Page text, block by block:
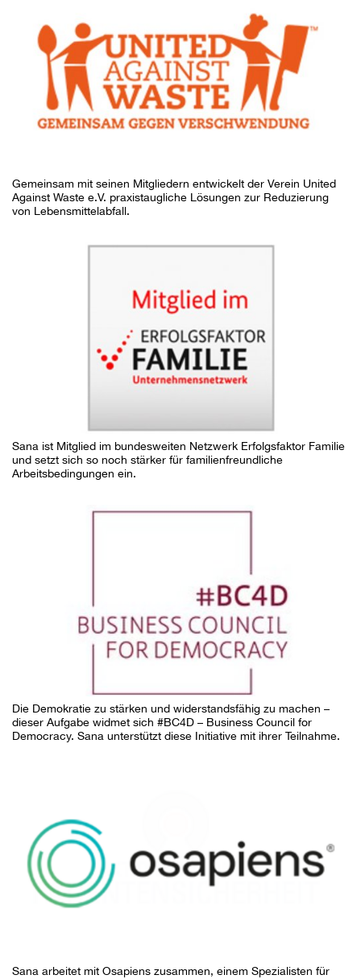
Gemeinsam mit seinen Mitgliedern entwickelt der Verein United
Against Waste e.V. praxistaugliche Lösungen zur Reduzierung
von Lebensmittelabfall.
Sana ist Mitglied im bundesweiten Netzwerk Erfolgsfaktor Familie
und setzt sich so noch stärker für familienfreundliche
Arbeitsbedingungen ein.
Die Demokratie zu stärken und widerstandsfähig zu machen –
dieser Aufgabe widmet sich #BC4D – Business Council for
Democracy. Sana unterstützt diese Initiative mit ihrer Teilnahme.
Sana arbeitet mit Osapiens zusammen, einem Spezialisten für